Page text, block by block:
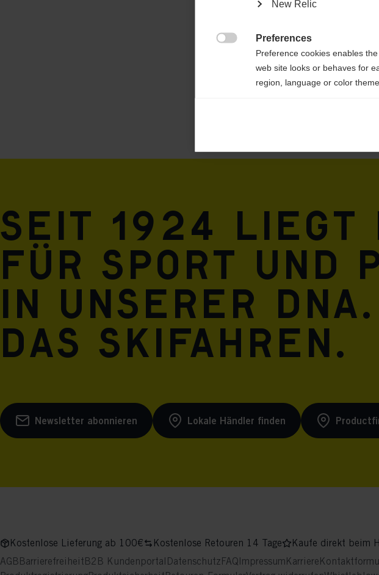
Seit 1924 liegt
für Sport und
in unserer
das Skifahren.
Newsletter abonnieren Lokale Händler finden
Kostenlose Lieferung ab 100€ Kostenlose Retouren 14 Tage
Kaufe direkt beim
AGBBarrierefreiheitB2B Kundenportal DatenschutzFAQImpressumKarriere
New Relic
Preferences
Preference cookies enables
web site looks or behaves for
region, language or color theme.
Analytical cookies help us
permission for personalized
Meta Pixel